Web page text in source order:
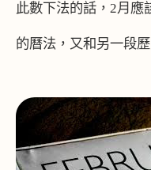
此數下法的話， 2月應
的曆法，又和另一段